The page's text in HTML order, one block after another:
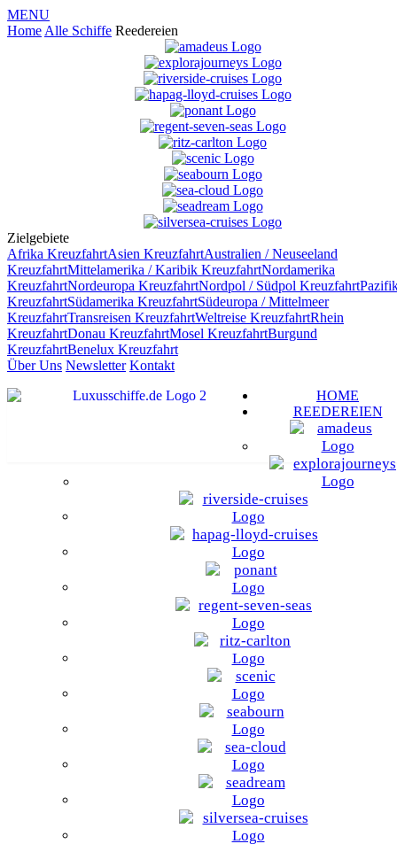
MENU
Home Alle Schiffe Reedereien
Zielgebiete
Afrika KreuzfahrtAsien KreuzfahrtAustralien / Neuseeland
KreuzfahrtMittelamerika / Karibik KreuzfahrtNordamerika
KreuzfahrtNordeuropa KreuzfahrtNordpol / Südpol Kreuzfahrt
KreuzfahrtSüdamerika KreuzfahrtSüdeuropa / Mittelmeer
KreuzfahrtTransreisen KreuzfahrtWeltreise KreuzfahrtRhein
KreuzfahrtDonau KreuzfahrtMosel KreuzfahrtBurgund
KreuzfahrtBenelux Kreuzfahrt
Über Uns Newsletter Kontakt
HOME
REEDEREIEN